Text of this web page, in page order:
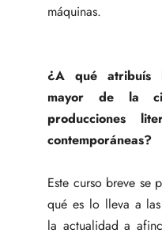
máquinas.
¿A qué atribuís
mayor de la
producciones
contemporáneas?
Este curso breve se
qué es lo lleva a
la actualidad a